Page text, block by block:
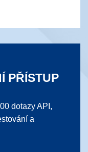
PŘÍSTUP
dotazy API,
a